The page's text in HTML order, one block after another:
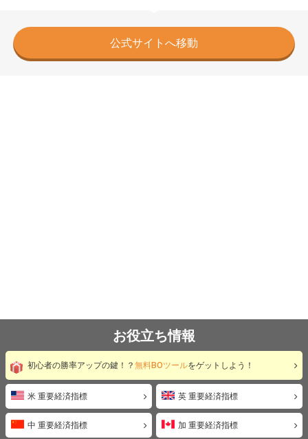
公式サイトへ移動
お役立ち情報
初心者の勝率アップの鍵！？ 無料BOツールをゲットしよう！
米 重要経済指標 英 重要経済指標
中 重要経済指標 加 重要経済指標